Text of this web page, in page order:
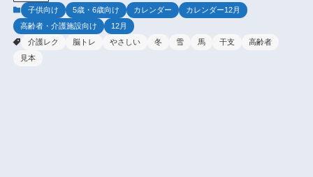
子供向け 5歳・6歳向け カレンダー
カレンダー12月
高齢者・介護施設向け
12月
介護レク
脳トレ やさしい 冬 雪 馬 干支
高齢者
見本